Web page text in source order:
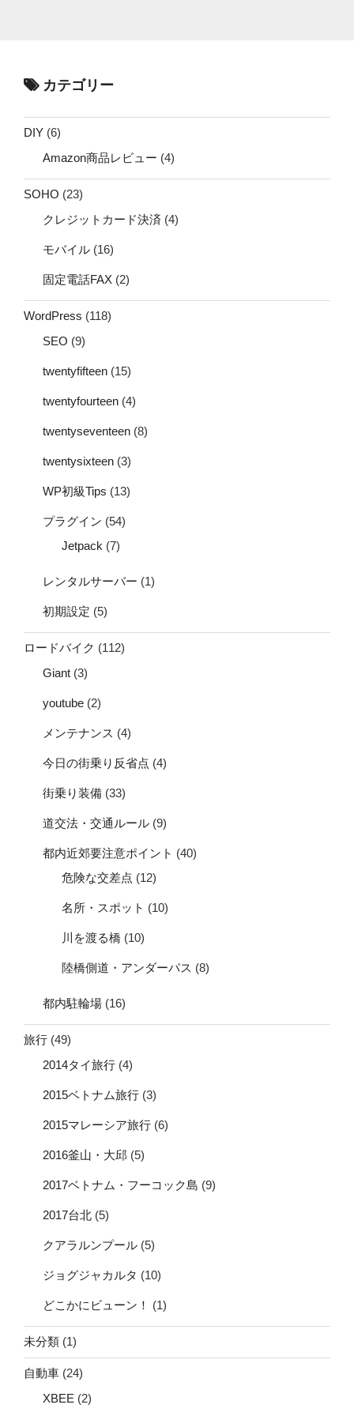
カテゴリー
DIY (6)
Amazon商品レビュー (4)
SOHO (23)
クレジットカード決済 (4)
モバイル (16)
固定電話FAX (2)
WordPress (118)
SEO (9)
twentyfifteen (15)
twentyfourteen (4)
twentyseventeen (8)
twentysixteen (3)
WP初級Tips (13)
プラグイン (54)
Jetpack (7)
レンタルサーバー (1)
初期設定 (5)
ロードバイク (112)
Giant (3)
youtube (2)
メンテナンス (4)
今日の街乗り反省点 (4)
街乗り装備 (33)
道交法・交通ルール (9)
都内近郊要注意ポイント (40)
危険な交差点 (12)
名所・スポット (10)
川を渡る橋 (10)
陸橋側道・アンダーパス (8)
都内駐輪場 (16)
旅行 (49)
2014タイ旅行 (4)
2015ベトナム旅行 (3)
2015マレーシア旅行 (6)
2016釜山・大邱 (5)
2017ベトナム・フーコック島 (9)
2017台北 (5)
クアラルンプール (5)
ジョグジャカルタ (10)
どこかにビューン！ (1)
未分類 (1)
自動車 (24)
XBEE (2)